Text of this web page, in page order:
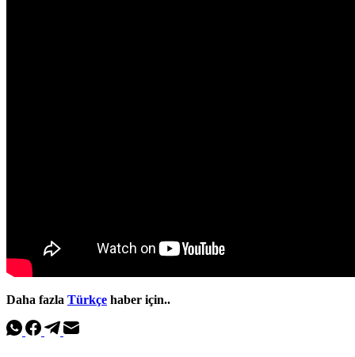
Daha fazla Türkçe haber için..